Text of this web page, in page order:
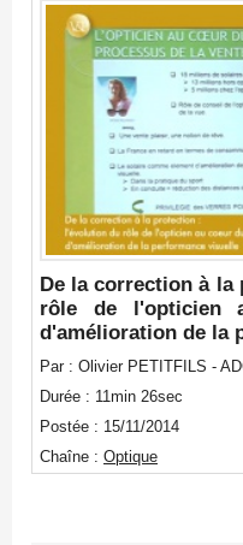
De la correction à
rôle de l'opticien
d'amélioration de la
Par : Olivier PETITFILS -
Durée : 11min 26sec
Postée : 15/11/2014
Chaîne : Optique